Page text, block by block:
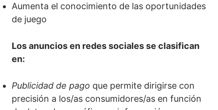
Aumenta el conocimiento de las oportunidades
de juego
Los anuncios en redes sociales se clasifican
en:
Publicidad de pago que permite dirigirse con
precisión a los/as consumidores/as en función